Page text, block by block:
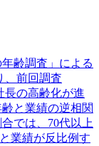
齢調査」による
、前回調査
長の高齢化が進
と業績の逆相関
では、70代以上
業績が反比例す